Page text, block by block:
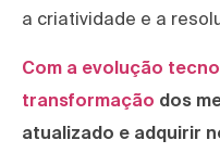
a criatividade e a
Com a evolução
transformação dos
atualizado e adquirir